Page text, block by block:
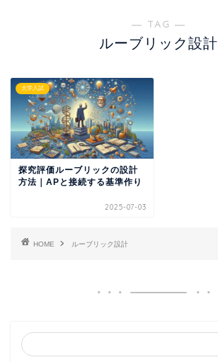
― TAG ―
ルーブリック設計
大学入試
探究評価ルーブリックの設計
方法｜APと接続する基準作り
2025-07-03
HOME ルーブリック設計